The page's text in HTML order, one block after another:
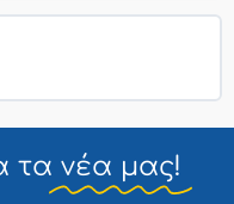
τα νέα μας!